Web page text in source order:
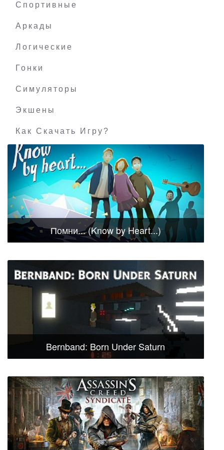
Спортивные
Аркады
Логические
Гонки
Симуляторы
Экшены
Как Скачать Игру?
Помни... (Know by Heart...)
Bernband: Born Under Saturn